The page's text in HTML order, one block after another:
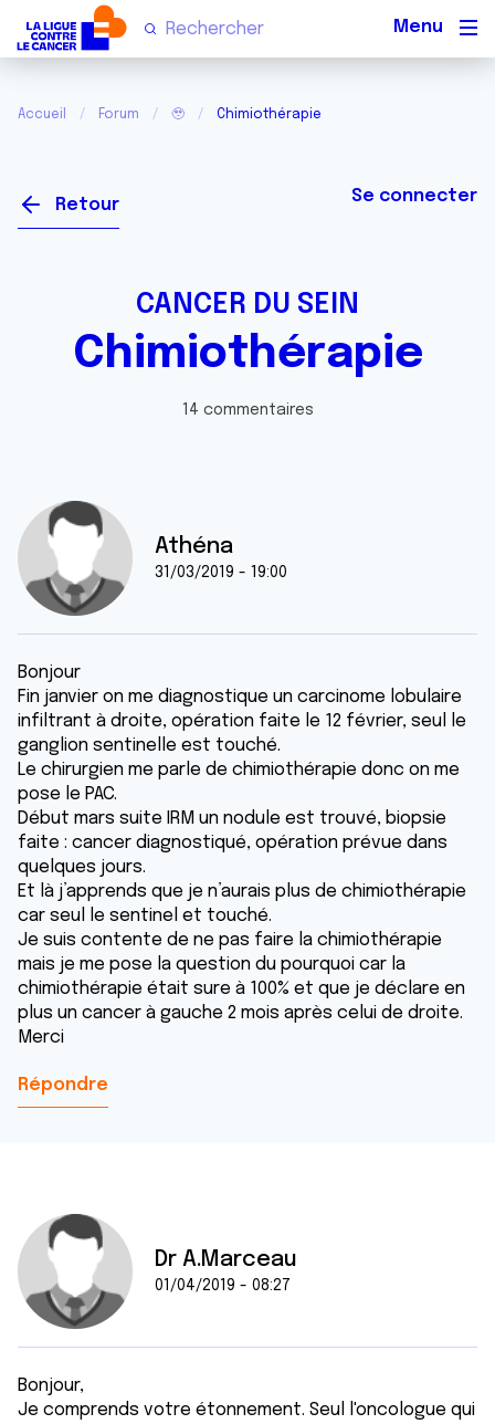
Accueil Forum 🥹 Chimiothérapie
Retour Se connecter
CANCER DU SEIN
Chimiothérapie
14 commentaires
Athéna
31/03/2019 - 19:00
Bonjour
Fin janvier on me diagnostique un carcinome lobulaire
infiltrant à droite, opération faite le 12 février, seul le
ganglion sentinelle est touché.
Le chirurgien me parle de chimiothérapie donc on me
pose le PAC.
Début mars suite IRM un nodule est trouvé, biopsie
faite : cancer diagnostiqué, opération prévue dans
quelques jours.
Et là j’apprends que je n’aurais plus de chimiothérapie
car seul le sentinel et touché.
Je suis contente de ne pas faire la chimiothérapie
mais je me pose la question du pourquoi car la
chimiothérapie était sure à 100% et que je déclare en
plus un cancer à gauche 2 mois après celui de droite.
Merci
Répondre
Dr A.Marceau
01/04/2019 - 08:27
Bonjour,
Je comprends votre étonnement. Seul l'oncologue qui